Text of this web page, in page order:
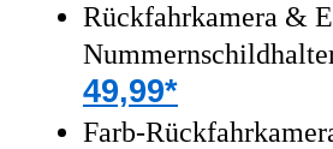
Rückfahrkamera &
49,99*
Farb-